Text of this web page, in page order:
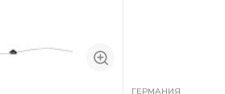
ГЕРМАНИЯ